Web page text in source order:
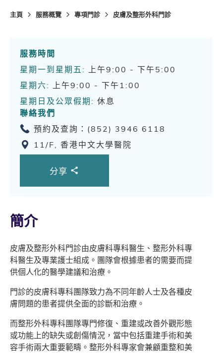
主頁 服務概覽 專項門診 皮膚及整形外科門診
服務時間
星期一到星期五: 上午9:00 - 下午5:00
星期六: 上午9:00 - 下午1:00
星期日及公眾假期: 休息
聯絡我們
預約及查詢：(852) 3946 6118
11/F, 香港中文大學醫院
分享
簡介
皮膚及整形外科門診由皮膚科專科醫生、整形外科專
科醫生及專業護士組成。團隊會根據患者的需要而提
供個人化的醫學建議和治療。
門診的皮膚科專科團隊致力為不同年齡人士及各種皮
膚問題的患者提供全面的診斷和治療。
而整形外科專科團隊專門修復、重建或改善外觀形態
或功能上的缺失或創傷情況，當中包括重建手術和美
容手術兩大重要範疇。整形外科專家會兼顧重整和美